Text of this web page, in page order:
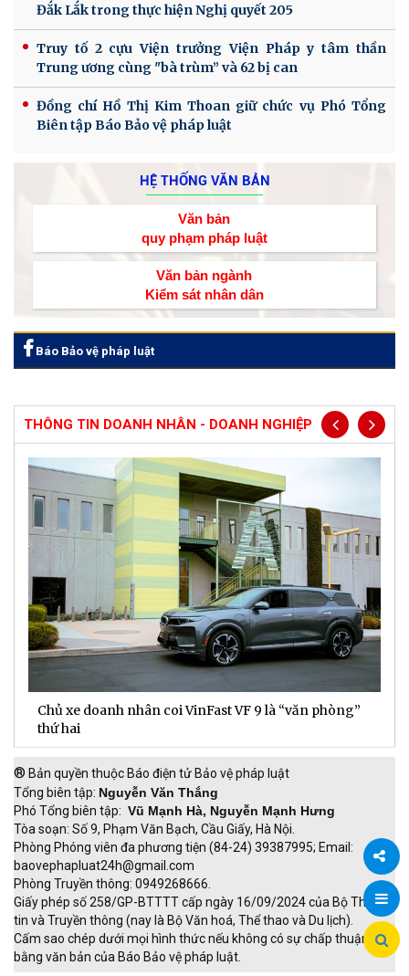
Chia
Đắk Lắk trong thực hiện Nghị quyết 205
Truy tố 2 cựu Viện trưởng Viện Pháp y tâm thần
Trung ương cùng "bà trùm” và 62 bị can
Đồng chí Hồ Thị Kim Thoan giữ chức vụ Phó Tổng
Biên tập Báo Bảo vệ pháp luật
HỆ THỐNG VĂN BẢN
Văn bản
quy phạm pháp luật
Văn bản ngành
Kiểm sát nhân dân
Báo Bảo vệ pháp luật
THÔNG TIN DOANH NHÂN - DOANH NGHIỆP
Chủ xe doanh nhân coi VinFast VF 9 là “văn phòng”
thứ hai
® Bản quyền thuộc Báo điện tử Bảo vệ pháp luật
Tổng biên tập: Nguyễn Văn Thắng
Phó Tổng biên tập: Vũ Mạnh Hà, Nguyễn Mạnh Hưng
Tòa soạn: Số 9, Phạm Văn Bạch, Cầu Giấy, Hà Nội.
Phòng Phóng viên đa phương tiện (84-24) 39387995; Email:
baovephapluat24h@gmail.com
Phòng Truyền thông: 0949268666.
Giấy phép số 258/GP-BTTTT cấp ngày 16/09/2024 của Bộ Thông
tin và Truyền thông (nay là Bộ Văn hoá, Thể thao và Du lịch).
Cấm sao chép dưới mọi hình thức nếu không có sự chấp thuận
bằng văn bản của Báo Bảo vệ pháp luật.